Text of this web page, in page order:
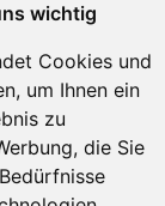
wichtig
Cookies und
um Ihnen ein
zu
die Sie